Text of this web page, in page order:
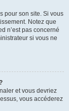
pour son site. Si vous
Notez que
n’est pas concerné
si vous ne
et vous devriez
vous accéderez